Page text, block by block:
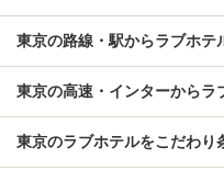
東京の路線・駅からラブホテ
東京の高速・インターからラ
東京のラブホテルをこだわり